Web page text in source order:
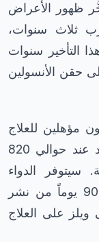
ظهور الأعراض
ما يقارب ثلاث سنوات،
التأخير سنوات
حقن الأنسولين
شخص سيكونون مؤهلين للعلاج
في السنة الأولى، على أن يستقر العدد عند حوالي 820
سيتوفر الدواء
لمرضى هيئة الصحة في إنجلترا خلال 90 يوماً من نشر
ويلز على العلاج